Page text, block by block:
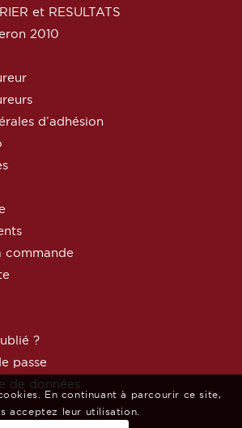
et RESULTATS
2010
d’adhésion
commande
?
passe
de données
En continuant à parcourir ce site,
acceptez leur utilisation.